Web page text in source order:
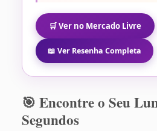
🛒 Ver no Mercado Livre
📖 Ver Resenha Completa
🎯 Encontre o Seu
Segundos